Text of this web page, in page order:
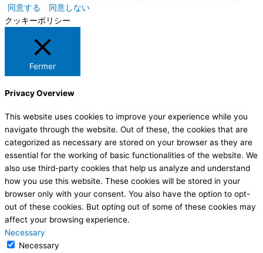
同意する
同意しない
クッキーポリシー
Fermer
Privacy Overview
This website uses cookies to improve your experience while you
navigate through the website. Out of these, the cookies that are
categorized as necessary are stored on your browser as they are
essential for the working of basic functionalities of the website. We
also use third-party cookies that help us analyze and understand
how you use this website. These cookies will be stored in your
browser only with your consent. You also have the option to opt-
out of these cookies. But opting out of some of these cookies may
affect your browsing experience.
Necessary
Necessary